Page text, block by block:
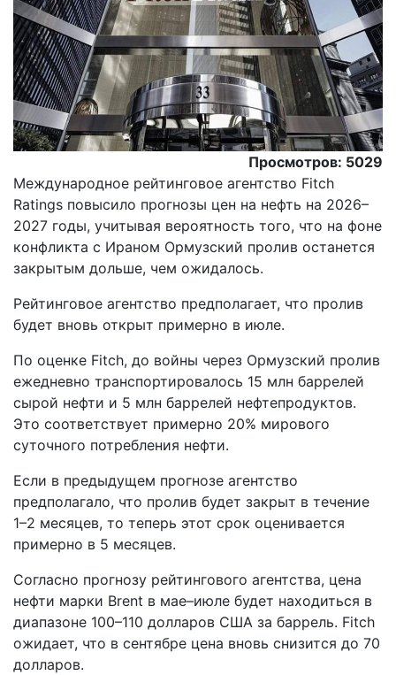
Просмотров: 5029
Международное рейтинговое агентство Fitch
Ratings повысило прогнозы цен на нефть на 2026–
2027 годы, учитывая вероятность того, что на фоне
конфликта с Ираном Ормузский пролив останется
закрытым дольше, чем ожидалось.
Pейтинговое агентство предполагает, что пролив
будет вновь открыт примерно в июле.
По оценке Fitch, до войны через Ормузский пролив
ежедневно транспортировалось 15 млн баррелей
сырой нефти и 5 млн баррелей нефтепродуктов.
Это соответствует примерно 20% мирового
суточного потребления нефти.
Если в предыдущем прогнозе агентство
предполагало, что пролив будет закрыт в течение
1–2 месяцев, то теперь этот срок оценивается
примерно в 5 месяцев.
Согласно прогнозу рейтингового агентства, цена
нефти марки Brent в мае–июле будет находиться в
диапазоне 100–110 долларов США за баррель. Fitch
ожидает, что в сентябре цена вновь снизится до 70
долларов.